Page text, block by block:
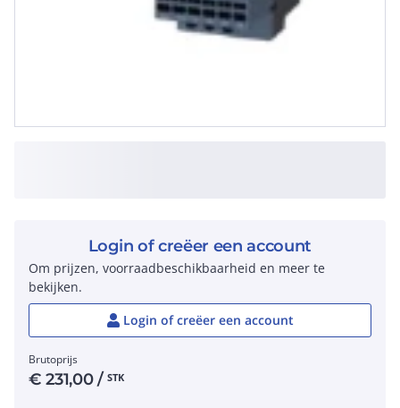
Login of creëer een account
Om prijzen, voorraadbeschikbaarheid en meer te
bekijken.
Login of creëer een account
Brutoprijs
€231,00/ STK